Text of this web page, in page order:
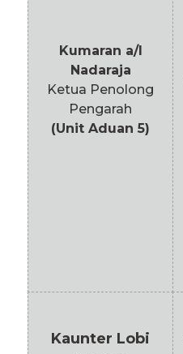
Kumaran a/l
Nadaraja
Ketua Penolong
Pengarah
(Unit Aduan 5)
Kaunter Lobi